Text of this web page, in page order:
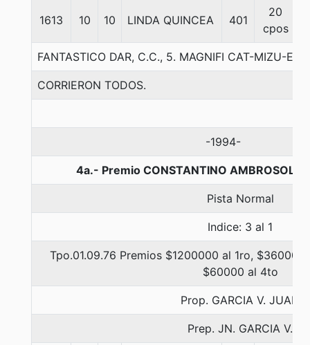
1613 10 10 LINDA QUINCEA 401
20
cpos
FANTASTICO DAR, C.C., 5. MAGNIFI CAT-MIZU-
CORRIERON TODOS.
-1994-
4a.- Premio CONSTANTINO AMBROSOLI
Pista Normal
Indice: 3 al 1
Tpo.01.09.76 Premios $1200000 al 1ro,
$60000 al 4to
Prop. GARCIA V. JUAN
Prep. JN. GARCIA V.